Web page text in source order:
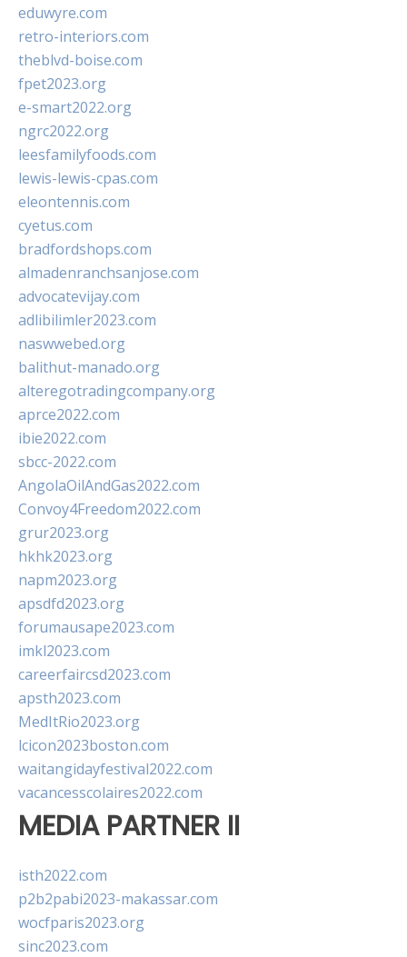
eduwyre.com
retro-interiors.com
theblvd-boise.com
fpet2023.org
e-smart2022.org
ngrc2022.org
leesfamilyfoods.com
lewis-lewis-cpas.com
eleontennis.com
cyetus.com
bradfordshops.com
almadenranchsanjose.com
advocatevijay.com
adlibilimler2023.com
naswwebed.org
balithut-manado.org
alteregotradingcompany.org
aprce2022.com
ibie2022.com
sbcc-2022.com
AngolaOilAndGas2022.com
Convoy4Freedom2022.com
grur2023.org
hkhk2023.org
napm2023.org
apsdfd2023.org
forumausape2023.com
imkl2023.com
careerfaircsd2023.com
apsth2023.com
MedItRio2023.org
lcicon2023boston.com
waitangidayfestival2022.com
vacancesscolaires2022.com
MEDIA PARTNER II
isth2022.com
p2b2pabi2023-makassar.com
wocfparis2023.org
sinc2023.com